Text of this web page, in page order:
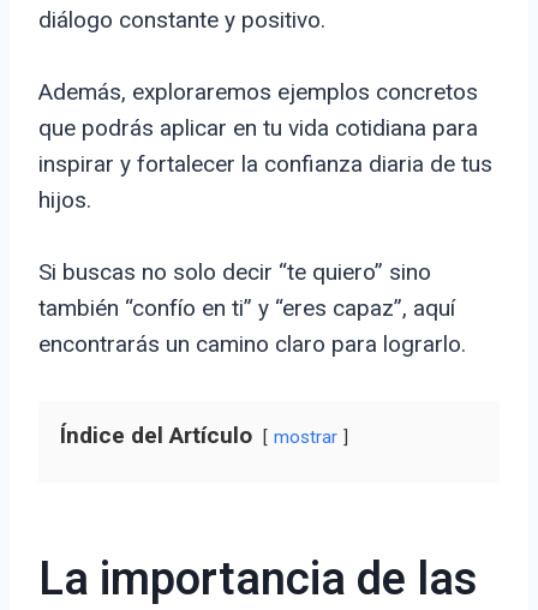
diálogo constante y positivo.
Además, exploraremos ejemplos concretos
que podrás aplicar en tu vida cotidiana para
inspirar y fortalecer la confianza diaria de tus
hijos.
Si buscas no solo decir “te quiero” sino
también “confío en ti” y “eres capaz”, aquí
encontrarás un camino claro para lograrlo.
Índice del Artículo mostrar
La importancia de las